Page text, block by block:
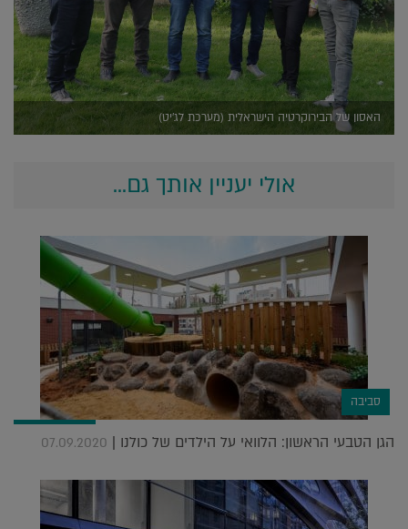
האסון של הבירוקרטיה הישראלית (מערכת לג'יט)
אולי יעניין אותך גם...
סביבה
הגן הטבעי הראשון: הלוואי על הילדים של כולנו | 07.09.2020